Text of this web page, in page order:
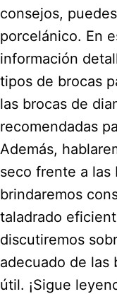
consejos,
porcelánico. En
información
tipos de brocas
las brocas de
recomendadas
Además,
seco frente a
brindaremos
taladrado
discutiremos
adecuado de las
útil. ¡Sigue